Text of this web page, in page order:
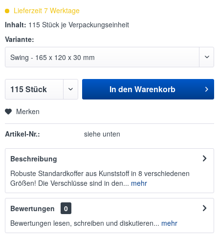
Lieferzeit 7 Werktage
Inhalt: 115 Stück je Verpackungseinheit
Variante:
In den Warenkorb
Merken
Artikel-Nr.: siehe unten
Beschreibung
Robuste Standardkoffer aus Kunststoff in 8 verschiedenen
Größen! Die Verschlüsse sind in den... mehr
Bewertungen
0
Bewertungen lesen, schreiben und diskutieren... mehr